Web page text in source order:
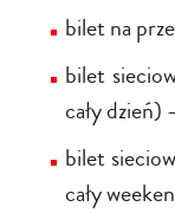
bilet na
bilet
cały dzień)
bilet
cały